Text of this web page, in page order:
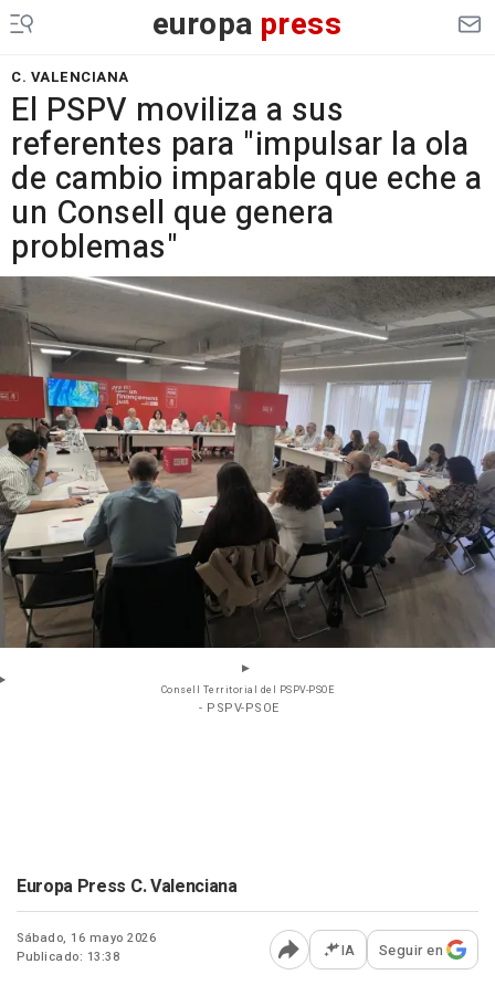
europa press
C. VALENCIANA
El PSPV moviliza a sus
referentes para "impulsar la ola
de cambio imparable que eche a
un Consell que genera
problemas"
Consell Territorial del PSPV-PSOE
- PSPV-PSOE
Europa Press C. Valenciana
Sábado, 16 mayo 2026
Publicado: 13:38
Abrir opciones para
IA Seguir en